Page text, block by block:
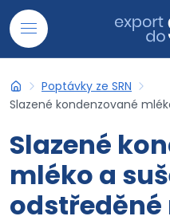
Přejít na obsah
Hledat
Export do SRN
Poptávky ze SRN
Slazené kondenzované
Slazené
mléko a